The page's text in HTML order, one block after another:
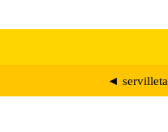
◄ servilleta